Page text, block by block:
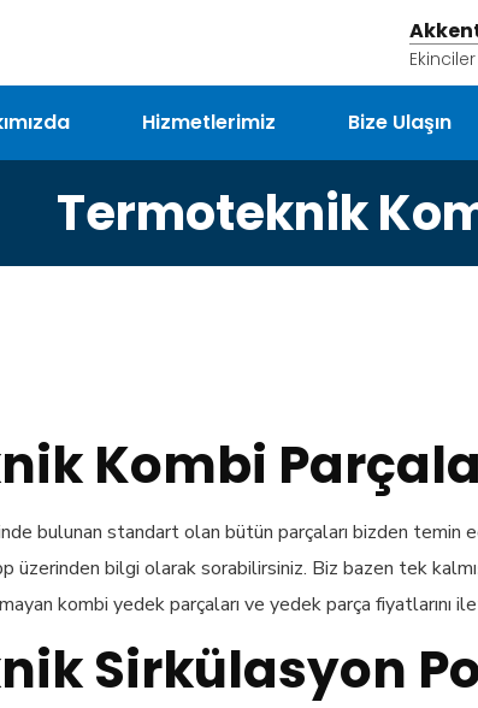
Hizmetlerimiz Bize Ulaşın
Termoteknik
Kombi
bulunan standart olan bütün parçaları bizden
üzerinden bilgi olarak sorabilirsiniz. Biz bazen tek
kombi yedek parçaları ve yedek parça fiyatlarını
Sirkülasyon